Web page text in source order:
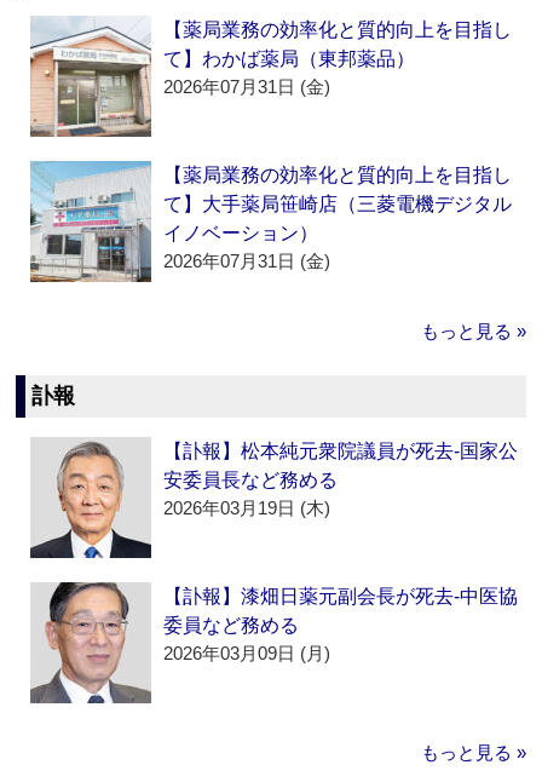
【薬局業務の効率化と質的向上を目指し
て】わかば薬局（東邦薬品）
2026年07月31日 (金)
【薬局業務の効率化と質的向上を目指し
て】大手薬局笹崎店（三菱電機デジタル
イノベーション）
2026年07月31日 (金)
もっと見る »
訃報
【訃報】松本純元衆院議員が死去‐国家公
安委員長など務める
2026年03月19日 (木)
【訃報】漆畑日薬元副会長が死去‐中医協
委員など務める
2026年03月09日 (月)
もっと見る »